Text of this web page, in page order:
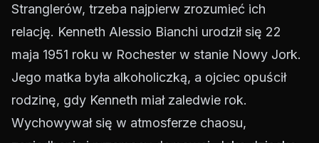
Stranglerów, trzeba najpierw zrozumieć ich
relację. Kenneth Alessio Bianchi urodził się 22
maja 1951 roku w Rochester w stanie Nowy Jork.
Jego matka była alkoholiczką, a ojciec opuścił
rodzinę, gdy Kenneth miał zaledwie rok.
Wychowywał się w atmosferze chaosu,